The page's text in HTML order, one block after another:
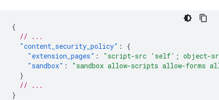
{
// ...
"content_security_policy" :
{
"extension_pages" :
"script-src 'self'; object-
"sandbox" :
"sandbox allow-scripts allow-
}
// ...
}